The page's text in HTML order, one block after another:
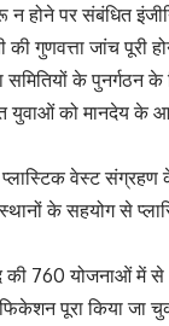
होने पर संबंधित
गुणवत्ता जांच पूरी
समितियों के पुनर्गठन
युवाओं को मानदेय के
प्लास्टिक वेस्ट
के सहयोग से
760 योजनाओं में से
पूरा किया